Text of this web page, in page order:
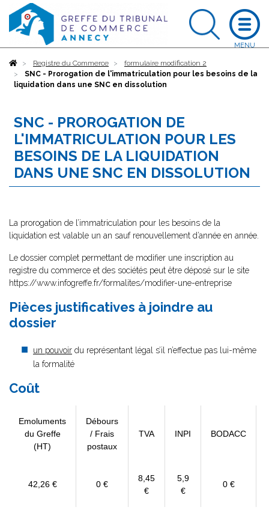
AccueilRegistre du Commerce
formulaire modification 2
SNC - Prorogation de l'immatriculation pour les besoins de la
liquidation dans une SNC en dissolution
SNC - PROROGATION DE
L'IMMATRICULATION POUR LES
BESOINS DE LA LIQUIDATION
DANS UNE SNC EN DISSOLUTION
La prorogation de l’immatriculation pour les besoins de la
liquidation est valable un an sauf renouvellement d’année en année.
Le dossier complet permettant de modifier une inscription au
registre du commerce et des sociétés peut être déposé sur le site
https://www.infogreffe.fr/formalites/modifier-une-entreprise
Pièces justificatives à joindre au
dossier
un pouvoir du représentant légal s’il n’effectue pas lui-même
la formalité
Coût
Emoluments
du Greffe
(HT)
Débours
/ Frais
postaux
TVA INPI BODACC
42,26 € 0 €
8,45
€
5,9
€
0 €